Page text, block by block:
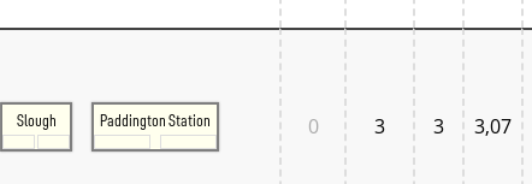
Slough Paddington Station 0 3 3 3,07